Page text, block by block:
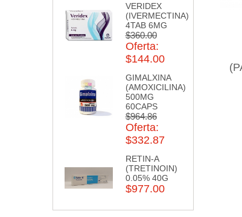
VERIDEX
(IVERMECTINA)
4TAB 6MG
$360.00
Oferta:
$144.00
GIMALXINA
(AMOXICILINA)
500MG
60CAPS
$964.86
Oferta:
$332.87
RETIN-A
(TRETINOIN)
0.05% 40G
$977.00